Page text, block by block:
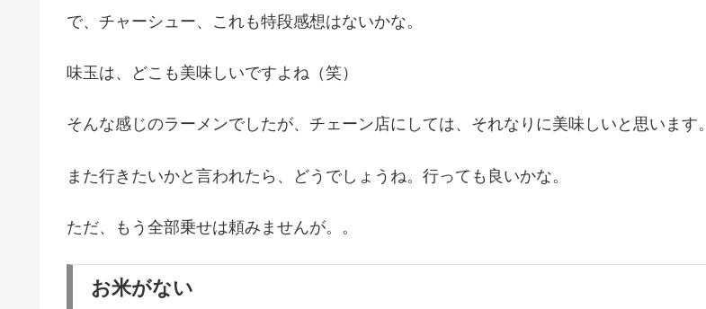
で、チャーシュー、これも特段感想はないかな。
味玉は、どこも美味しいですよね（笑）
そんな感じのラーメンでしたが、チェーン店にしては、それなりに美味しいと思います。
また行きたいかと言われたら、どうでしょうね。行っても良いかな。
ただ、もう全部乗せは頼みませんが。。
お米がない